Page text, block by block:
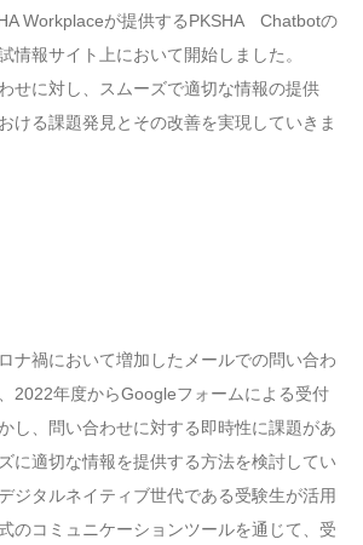
Workplaceが提供するPKSHA Chatbotの
情報サイト上において開始しました。
せに対し、スムーズで適切な情報の提供
ける課題発見とその改善を実現していきま
ナ禍において増加したメールでの問い合わ
2022年度からGoogleフォームによる受付
し、問い合わせに対する即時性に課題があ
に適切な情報を提供する方法を検討してい
ジタルネイティブ世代である受験生が活用
のコミュニケーションツールを通じて、受